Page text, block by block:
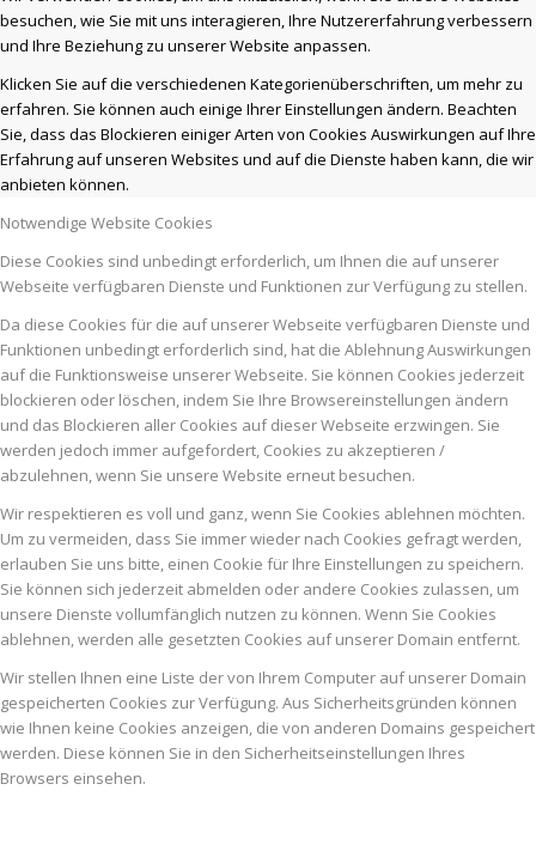
besuchen, wie Sie mit uns interagieren, Ihre Nutzererfahrung verbessern
und Ihre Beziehung zu unserer Website anpassen.
Klicken Sie auf die verschiedenen Kategorienüberschriften, um mehr zu
erfahren. Sie können auch einige Ihrer Einstellungen ändern. Beachten
Sie, dass das Blockieren einiger Arten von Cookies Auswirkungen auf Ihre
Erfahrung auf unseren Websites und auf die Dienste haben kann, die wir
anbieten können.
Notwendige Website Cookies
Diese Cookies sind unbedingt erforderlich, um Ihnen die auf unserer
Webseite verfügbaren Dienste und Funktionen zur Verfügung zu stellen.
Da diese Cookies für die auf unserer Webseite verfügbaren Dienste und
Funktionen unbedingt erforderlich sind, hat die Ablehnung Auswirkungen
auf die Funktionsweise unserer Webseite. Sie können Cookies jederzeit
blockieren oder löschen, indem Sie Ihre Browsereinstellungen ändern
und das Blockieren aller Cookies auf dieser Webseite erzwingen. Sie
werden jedoch immer aufgefordert, Cookies zu akzeptieren /
abzulehnen, wenn Sie unsere Website erneut besuchen.
Wir respektieren es voll und ganz, wenn Sie Cookies ablehnen möchten.
Um zu vermeiden, dass Sie immer wieder nach Cookies gefragt werden,
erlauben Sie uns bitte, einen Cookie für Ihre Einstellungen zu speichern.
Sie können sich jederzeit abmelden oder andere Cookies zulassen, um
unsere Dienste vollumfänglich nutzen zu können. Wenn Sie Cookies
ablehnen, werden alle gesetzten Cookies auf unserer Domain entfernt.
Wir stellen Ihnen eine Liste der von Ihrem Computer auf unserer Domain
gespeicherten Cookies zur Verfügung. Aus Sicherheitsgründen können
wie Ihnen keine Cookies anzeigen, die von anderen Domains gespeichert
werden. Diese können Sie in den Sicherheitseinstellungen Ihres
Browsers einsehen.